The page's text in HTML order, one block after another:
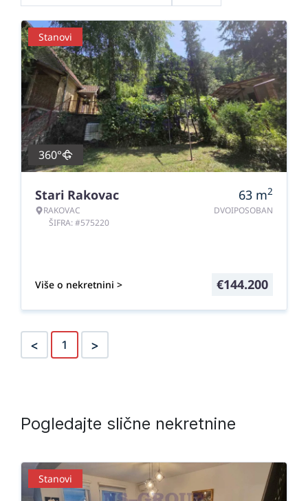
Stanovi
360°
Stari Rakovac
RAKOVAC
ŠIFRA: #575220
63 m2
DVOIPOSOBAN
Više o nekretnini > €144.200
< 1 >
Pogledajte slične nekretnine
Stanovi